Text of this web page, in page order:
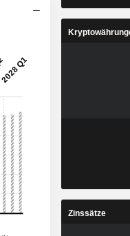
Zinssätze